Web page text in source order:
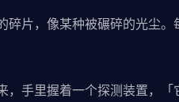
片，像某种被碾碎的光尘。
，手里握着一个探测装置，